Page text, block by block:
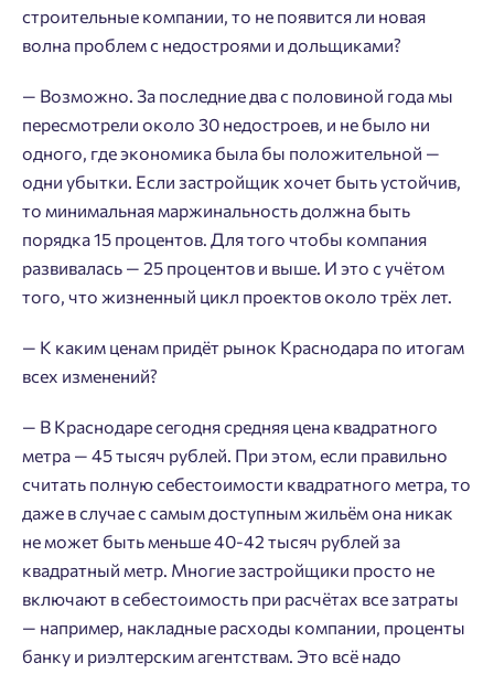
строительные компании, то не появится ли новая
волна проблем с недостроями и дольщиками?
— Возможно. За последние два с половиной года мы
пересмотрели около 30 недостроев, и не было ни
одного, где экономика была бы положительной —
одни убытки. Если застройщик хочет быть устойчив,
то минимальная маржинальность должна быть
порядка 15 процентов. Для того чтобы компания
развивалась — 25 процентов и выше. И это с учётом
того, что жизненный цикл проектов около трёх лет.
— К каким ценам придёт рынок Краснодара по итогам
всех изменений?
— В Краснодаре сегодня средняя цена квадратного
метра — 45 тысяч рублей. При этом, если правильно
считать полную себестоимости квадратного метра, то
даже в случае с самым доступным жильём она никак
не может быть меньше 40-42 тысяч рублей за
квадратный метр. Многие застройщики просто не
включают в себестоимость при расчётах все затраты
— например, накладные расходы компании, проценты
банку и риэлтерским агентствам. Это всё надо